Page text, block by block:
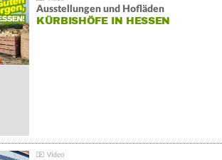
Ausstellungen und Hofläden
KÜRBISHÖFE IN HESSEN